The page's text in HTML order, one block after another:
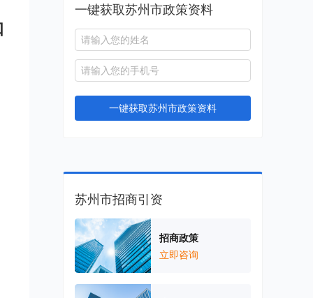
一键获取苏州市政策资料
一键获取苏州市政策资料
苏州市招商引资
招商政策
立即咨询